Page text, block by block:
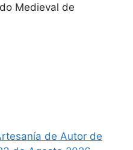
Medieval de
de Autor de